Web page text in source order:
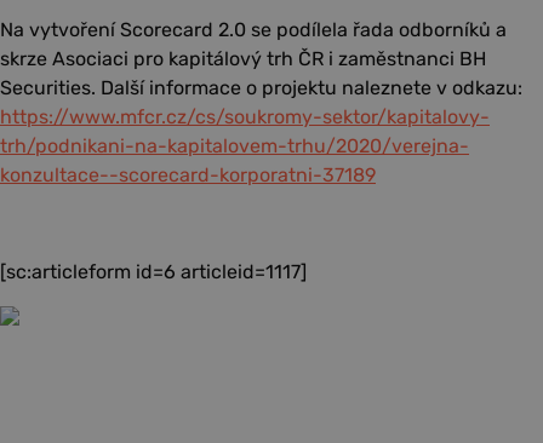
Na vytvoření Scorecard 2.0 se podílela řada odborníků a
skrze Asociaci pro kapitálový trh ČR i zaměstnanci BH
Securities. Další informace o projektu naleznete v odkazu:
https://www.mfcr.cz/cs/soukromy-sektor/kapitalovy-
trh/podnikani-na-kapitalovem-trhu/2020/verejna-
konzultace--scorecard-korporatni-37189
[sc:articleform id=6 articleid=1117]